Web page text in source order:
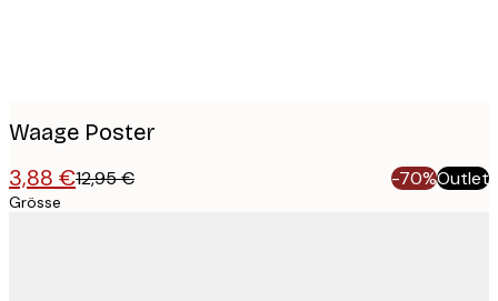
Waage Poster
3,88 €12,95 € -70%Outlet
Grösse